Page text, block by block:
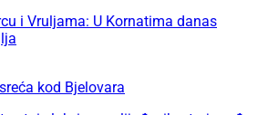
i Vruljama: U Kornatima danas
kod Bjelovara